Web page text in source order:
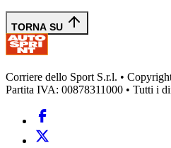
TORNA SU
Corriere dello Sport S.r.l. •
Partita IVA: 00878311000 • Tutti i